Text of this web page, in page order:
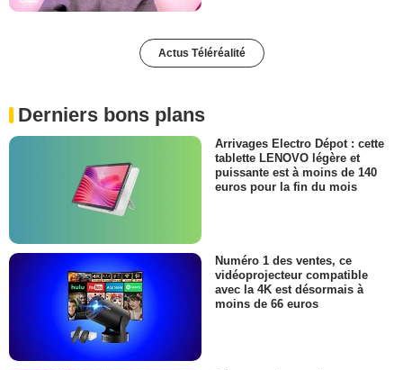
Actus Téléréalité
Derniers bons plans
Arrivages Electro Dépot : cette
tablette LENOVO légère et
puissante est à moins de 140
euros pour la fin du mois
Numéro 1 des ventes, ce
vidéoprojecteur compatible
avec la 4K est désormais à
moins de 66 euros